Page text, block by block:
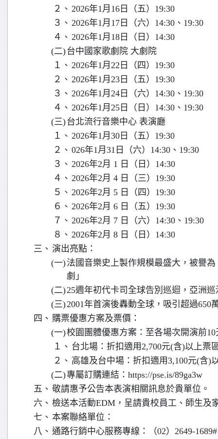
２、 2026年1月16日（五）19:30
３、 2026年1月17日（六）14:30、19:30
４、 2026年1月18日（日）14:30
(二) 台中國家歌劇院 大劇院
１、 2026年1月22日（四）19:30
２、 2026年1月23日（五）19:30
３、 2026年1月24日（六）14:30、19:30
４、 2026年1月25日（日）14:30、19:30
(三) 台北流行音樂中心 表演廳
１、 2026年1月30日（五）19:30
２、 026年1月31日（六）14:30、19:30
３、 2026年2月 1 日（日）14:30
４、 2026年2月 4 日（三）19:30
５、 2026年2月 5 日（四）19:30
６、 2026年2月 6 日（五）19:30
７、 2026年2月 7 日（六）14:30、19:30
８、 2026年2月 8 日（日）14:30
三、 演出亮點：
(一)法國音樂史上製作規模最盛大，被譽
劇」
(二)25週年初代卡司全球告別巡迴，亞洲
(三)2001年首演後轟動全球，吸引超過650
四、 購票優惠方案及票價：
(一)校園團體優惠方案：至各場次開演前
１、 台北場：折扣適用2,700元(含)以上票
２、 高雄及台中場：折扣適用3,100元(含)
(二)專屬訂購連結：https://pse.is/89ga3w
五、 敬請惠予公告本表演相關訊息於貴單位。
六、 檢送本活動EDM，呈請貴校員工、師生及
七、 本案聯絡單位：
八、 通路行銷中心服務專線：（02）2649-